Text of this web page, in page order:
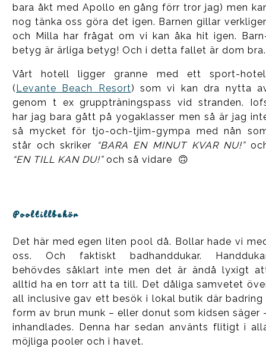
bara åkt med Apollo en gång förr tror jag) men
nog tänka oss göra det igen. Barnen gillar
och Milla har frågat om vi kan åka hit igen.
betyg är ärliga betyg! Och i detta fallet är dom bra.
Vårt hotell ligger granne med ett sport-
( Levante Beach Resort) som vi kan dra nytta
genom t ex gruppträningspass vid stranden.
har jag bara gått på yogaklasser men så är jag
så mycket för tjo-och-tjim-gympa med nån
står och skriker
“BARA EN MINUT KVAR NU!”
“EN TILL KAN DU!”och så vidare 🙃
Pooltillbehör
Det här med egen liten pool då. Bollar hade vi
oss. Och faktiskt badhanddukar.
behövdes såklart inte men det är ändå lyxigt
alltid ha en torr att ta till. Det dåliga samvetet
all inclusive gav ett besök i lokal butik där badring
form av brun munk – eller donut som kidsen säger
inhandlades. Denna har sedan använts flitigt i
möjliga pooler och i havet.